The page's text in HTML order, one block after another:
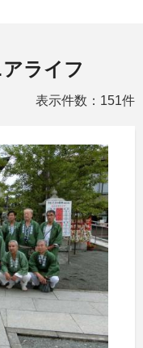
ライフ
表示件数：151件